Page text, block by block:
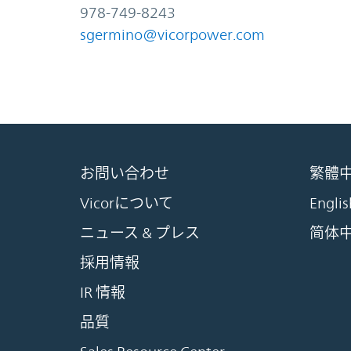
978-749-8243
sgermino@vicorpower.com
お問い合わせ
Vicorについて
ニュース & プレス
採用情報
IR 情報
品質
繁體
简体